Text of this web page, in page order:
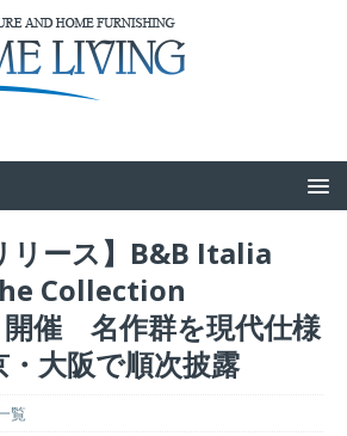
リース】B&B Italia
Collection
催 名作群を現代仕様
大阪で順次披露
覧